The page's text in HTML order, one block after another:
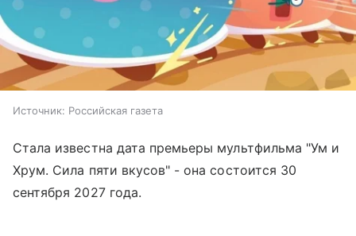
Источник: Российская газета
Стала известна дата премьеры мультфильма "Ум и
Хрум. Сила пяти вкусов" - она состоится 30
сентября 2027 года.